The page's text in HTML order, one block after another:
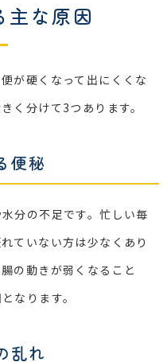
主な原因
が硬くなって出にくくな
く分けて3つあります。
便秘
分の不足です。忙しい毎
ていない方は少なくあり
の動きが弱くなること
なります。
乱れ